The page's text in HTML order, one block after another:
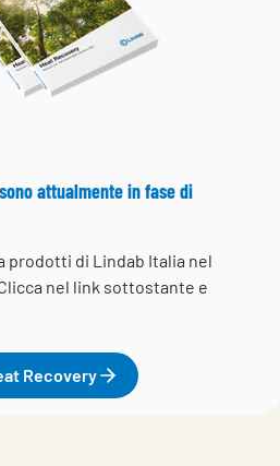
attualmente in fase di
prodotti di Lindab Italia nel
nel link sottostante e
Recovery